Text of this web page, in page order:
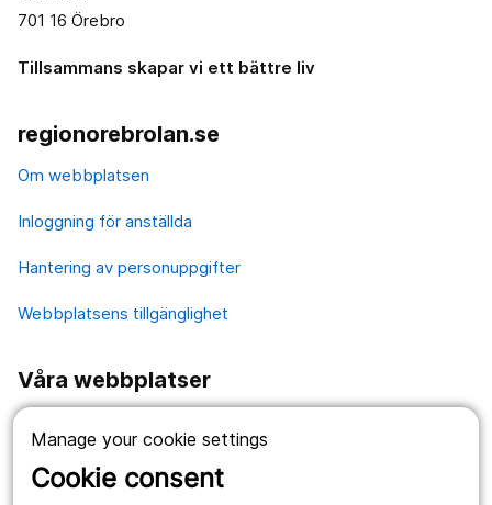
Manage your cookie settings
Cookie consent
701 16 Örebro
Tillsammans skapar vi ett bättre liv
regionorebrolan.se
Om webbplatsen
Inloggning för anställda
Hantering av personuppgifter
Webbplatsens tillgänglighet
Våra webbplatser
Länstrafiken